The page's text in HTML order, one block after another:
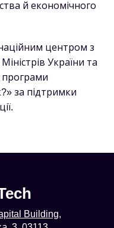
й економічного
центром з
України та
програми
за підтримки
Building,